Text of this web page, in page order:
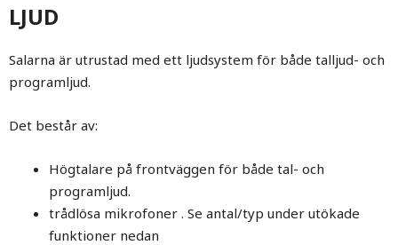
LJUD
Salarna är utrustad med ett ljudsystem för både talljud- och
programljud.
Det består av:
Högtalare på frontväggen för både tal- och
programljud.
trådlösa mikrofoner . Se antal/typ under utökade
funktioner nedan